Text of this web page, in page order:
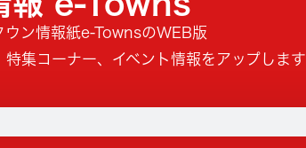
ウン情報紙e-TownsのWEB版
集コーナー、イベント情報をアップします